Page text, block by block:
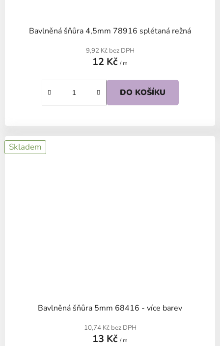
Bavlněná šňůra 4,5mm 78916 splétaná režná
9,92 Kč bez DPH
12 Kč / m
DO KOŠÍKU
Skladem
Bavlněná šňůra 5mm 68416 - více barev
10,74 Kč bez DPH
13 Kč / m